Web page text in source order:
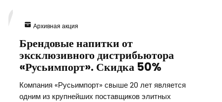
Архивная акция
Брендовые напитки от
эксклюзивного дистрибьютора
«Русьимпорт». Скидка 50%
Компания «Русьимпорт» свыше 20 лет является
одним из крупнейших поставщиков элитных